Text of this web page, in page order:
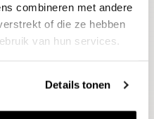
combineren met andere
of die ze hebben
van hun services.
Details tonen